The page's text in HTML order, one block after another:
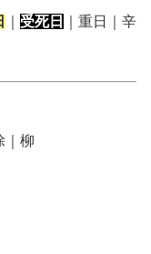
受死日
｜重日｜辛
｜柳